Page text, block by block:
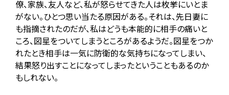
僚、家族、友人など、私が怒らせてきた人は枚挙にいとま
がない。ひとつ思い当たる原因がある。それは、先日妻に
も指摘されたのだが、私はどうも本能的に相手の痛いと
ころ、図星をついてしまうところがあるようだ。図星をつか
れたとき相手は一気に防衛的な気持ちになってしまい、
結果怒り出すことになってしまったということもあるのか
もしれない。